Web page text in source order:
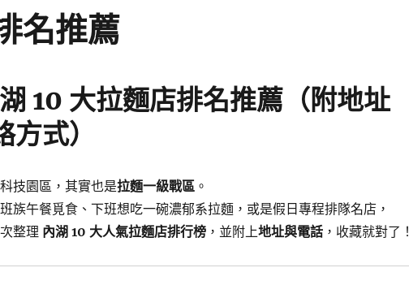
名推薦
10 大拉麵店排名推薦（附地址
式）
技園區，其實也是拉麵一級戰區。
族午餐覓食、下班想吃一碗濃郁系拉麵，或是假日專程排隊名店，
整理 內湖 10 大人氣拉麵店排行榜，並附上地址與電話，收藏就對了！